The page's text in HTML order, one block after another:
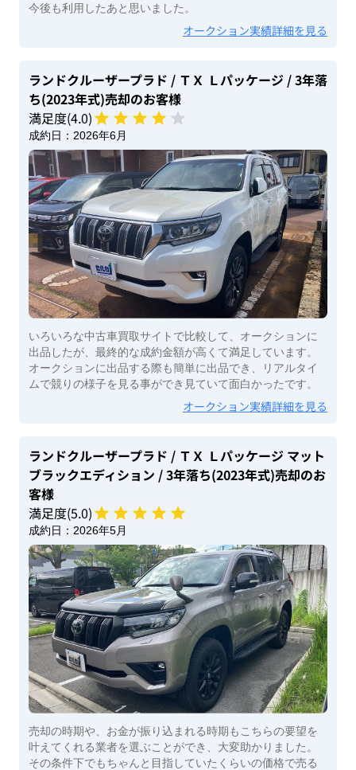
今後も利用したあと思いました。
オークション実績詳細を見る
ランドクルーザープラド / ＴＸ Ｌパッケージ / 3年落
ち(2023年式)売却のお客様
満足度(4.0)
成約日： 2026年6月
いろいろな中古車買取サイトで比較して、オークションに
出品したが、最終的な成約金額が高くて満足しています。
オークションに出品する際も簡単に出品でき、リアルタイ
ムで競りの様子を見る事ができ見ていて面白かったです。
オークション実績詳細を見る
ランドクルーザープラド / ＴＸ Ｌパッケージ マット
ブラックエディション / 3年落ち(2023年式)売却のお
客様
満足度(5.0)
成約日： 2026年5月
売却の時期や、お金が振り込まれる時期もこちらの要望を
叶えてくれる業者を選ぶことができ、大変助かりました。
その条件下でもちゃんと目指していたくらいの価格で売る